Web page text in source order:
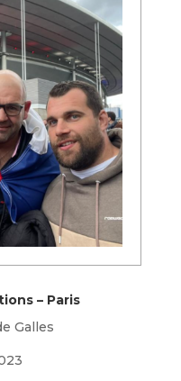
– Paris
Galles